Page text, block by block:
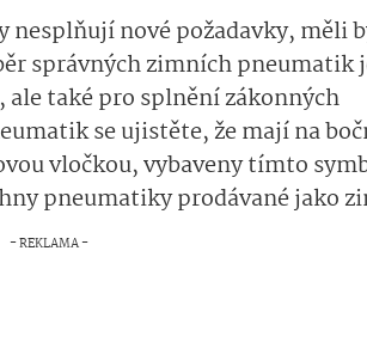
nové požadavky, měli
správných zimních pneumatik
také pro splnění zákonných
se ujistěte, že mají na
vločkou, vybaveny tímto
pneumatiky prodávané jako